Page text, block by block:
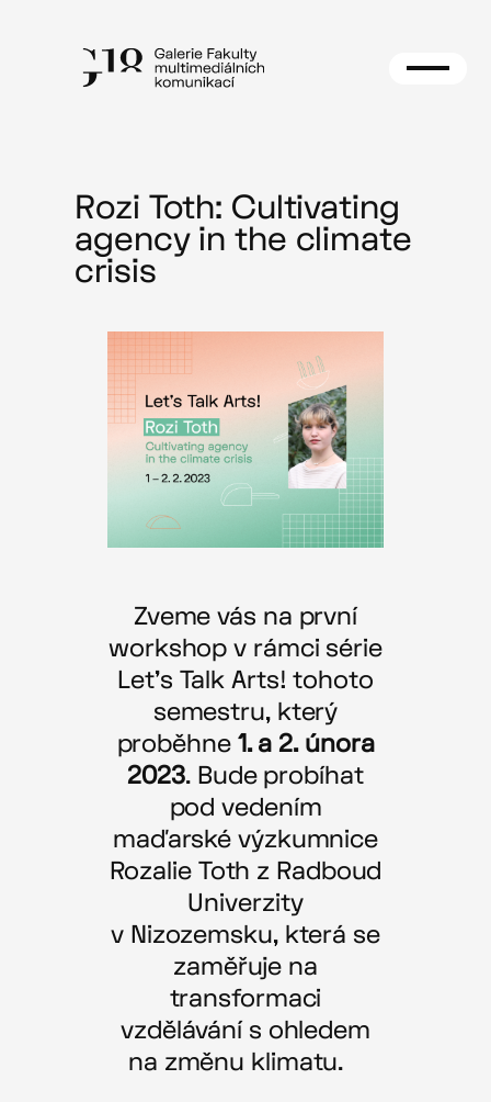
Rozi Toth: Cultivating
agency in the climate
crisis
Zveme vás na první
workshop v rámci série
Let’s Talk Arts! tohoto
semestru, který
proběhne 1. a 2. února
2023. Bude probíhat
pod vedením
maďarské výzkumnice
Rozalie Toth z Radboud
Univerzity
v Nizozemsku, která se
zaměřuje na
transformaci
vzdělávání s ohledem
na změnu klimatu.